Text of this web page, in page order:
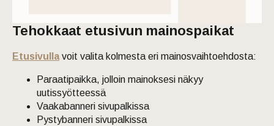
Tehokkaat etusivun mainospaikat
Etusivullavoit valita kolmesta eri mainosvaihtoehdosta:
Paraatipaikka, jolloin mainoksesi näkyy
uutissyötteessä
Vaakabanneri sivupalkissa
Pystybanneri sivupalkissa